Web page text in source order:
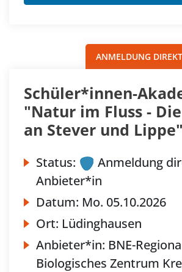
ANMELDUNG
Schüler*innen-
"Natur im Fluss -
an Stever und Lippe"
Status:
Anmeldung
Anbieter*in
Datum: Mo. 05.10.2026
Ort: Lüdinghausen
Anbieter*in: BNE-
Biologisches Zentrum